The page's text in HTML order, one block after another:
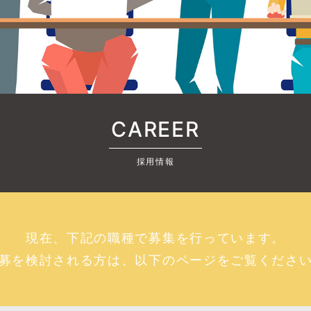
CAREER
採用情報
現在、下記の職種で募集を行っています。
を検討される方は、以下のページをご覧くださ